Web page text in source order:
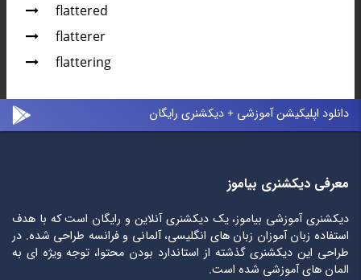
flattered
flatterer
flattering
دانلود اپلیکیشن آموزشی + دیکشنری رایگان
معرفی دیکشنری بیاموز
دیکشنری آموزشی بیاموز، یک دیکشنری آنلاین و رایگان است که با هدف
استفاده زبان آموزان زبان های انگلیسی، آلمانی و فرانسه طراحی شده. در
طراحی این دیکشنری گذشته از استاندارد بودن محتوا، توجه ویژه ای به
المان های آموزشی شده است.